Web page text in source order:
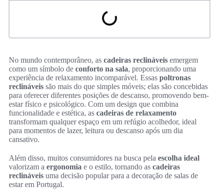
No mundo contemporâneo, as cadeiras reclináveis emergem
como um símbolo de conforto na sala, proporcionando uma
experiência de relaxamento incomparável. Essas poltronas
reclináveis são mais do que simples móveis; elas são concebidas
para oferecer diferentes posições de descanso, promovendo bem-
estar físico e psicológico. Com um design que combina
funcionalidade e estética, as cadeiras de relaxamento
transformam qualquer espaço em um refúgio acolhedor, ideal
para momentos de lazer, leitura ou descanso após um dia
cansativo.
Além disso, muitos consumidores na busca pela escolha ideal
valorizam a ergonomia e o estilo, tornando as cadeiras
reclináveis uma decisão popular para a decoração de salas de
estar em Portugal.